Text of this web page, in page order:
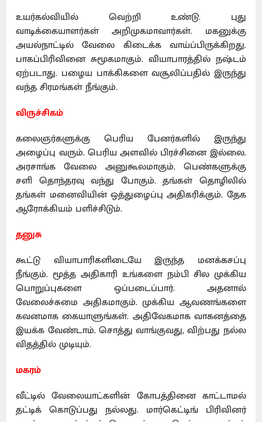
உயர்கல்வியில் வெற்றி உண்டு. புது
வாடிக்கையாளர்கள் அறிமுகமாவார்கள். மகனுக்கு
அயல்நாட்டில் வேலை கிடைக்க வாய்ப்பிருக்கிறது.
பாகப்பிரிவினை சுமூகமாகும். வியாபாரத்தில் நஷ்டம்
ஏற்படாது. பழைய பாக்கிகளை வசூலிப்பதில் இருந்து
வந்த சிரமங்கள் நீங்கும்.
விருச்சிகம்
கலைஞர்களுக்கு பெரிய பேனர்களில் இருந்து
அழைப்பு வரும். பெரிய அளவில் பிரச்சினை இல்லை.
அரசாங்க வேலை அனுகூலமாகும். பெண்களுக்கு
சளி தொந்தரவு வந்து போகும். தங்கள் தொழிலில்
தங்கள் மனைவியின் ஒத்துழைப்பு அதிகரிக்கும். தேக
ஆரோக்கியம் பளிச்சிடும்.
தனுசு
கூட்டு வியாபாரிகளிடையே இருந்த மனக்கசப்பு
நீங்கும். மூத்த அதிகாரி உங்களை நம்பி சில முக்கிய
பொறுப்புகளை ஒப்படைப்பார். அதனால்
வேலைச்சுமை அதிகமாகும். முக்கிய ஆவணங்களை
கவனமாக கையாளுங்கள். அதிவேகமாக வாகனத்தை
இயக்க வேண்டாம். சொத்து வாங்குவது, விற்பது நல்ல
விதத்தில் முடியும்.
மகரம்
வீட்டில் வேலையாட்களின் கோபத்தினை காட்டாமல்
தட்டிக் கொடுப்பது நல்லது. மார்கெட்டிங் பிரிவினர்